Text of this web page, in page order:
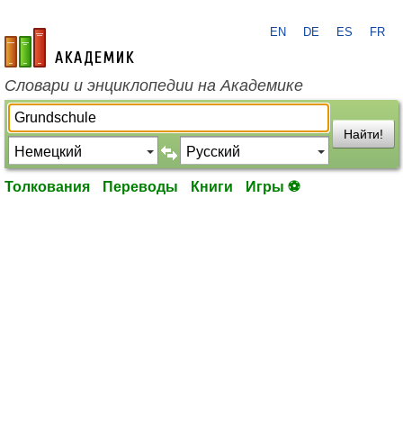
academic.ru
EN DE ES FR
Словари и энциклопедии на Академике
Найти!
Толкования Переводы Книги Игры ⚽